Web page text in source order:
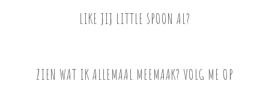
LIKE JIJ LITTLE SPOON AL?
ZIEN WAT IK ALLEMAAL MEEMAAK? VOLG ME OP